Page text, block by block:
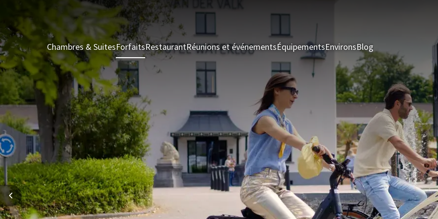
Chambres & SuitesForfaitsRestaurantRéunions et événementsÉquipementsEnvironsBlog Chambres & Suites